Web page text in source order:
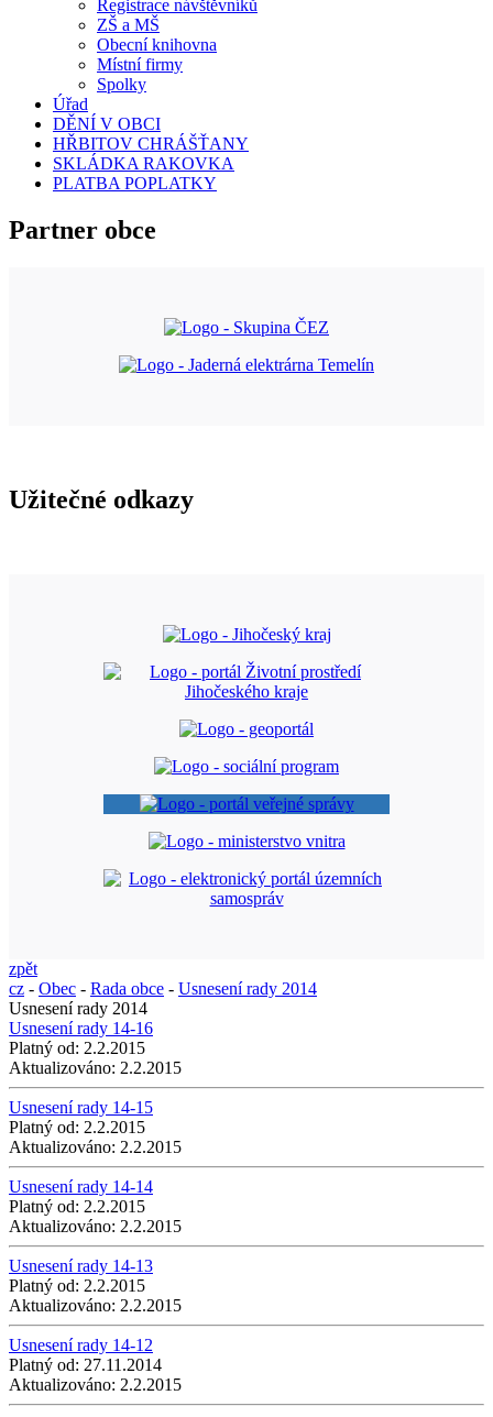
Registrace návštěvníků
ZŠ a MŠ
Obecní knihovna
Místní firmy
Spolky
Úřad
DĚNÍ V OBCI
HŘBITOV CHRÁŠŤANY
SKLÁDKA RAKOVKA
PLATBA POPLATKY
Partner obce
Užitečné odkazy
zpět
cz - Obec - Rada obce - Usnesení rady 2014
Usnesení rady 2014
Usnesení rady 14-16
Platný od: 2.2.2015
Aktualizováno: 2.2.2015
Usnesení rady 14-15
Platný od: 2.2.2015
Aktualizováno: 2.2.2015
Usnesení rady 14-14
Platný od: 2.2.2015
Aktualizováno: 2.2.2015
Usnesení rady 14-13
Platný od: 2.2.2015
Aktualizováno: 2.2.2015
Usnesení rady 14-12
Platný od: 27.11.2014
Aktualizováno: 2.2.2015